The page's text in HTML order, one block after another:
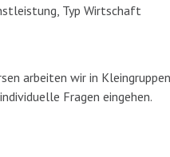
Typ Wirtschaft
arbeiten wir in
Fragen eingehen.